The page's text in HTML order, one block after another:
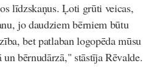
līdzskaņus. Ļoti grūti veicas,
jo daudziem bērniem būtu
bet patlaban logopēda mūsu
bērnudārzā," stāstīja Rēvalde.